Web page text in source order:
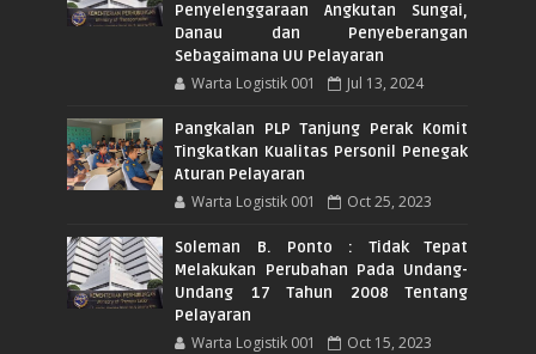
Penyelenggaraan Angkutan Sungai,
Danau dan Penyeberangan
Sebagaimana UU Pelayaran
Warta Logistik 001 Jul 13, 2024
Pangkalan PLP Tanjung Perak Komit
Tingkatkan Kualitas Personil Penegak
Aturan Pelayaran
Warta Logistik 001 Oct 25, 2023
Soleman B. Ponto : Tidak Tepat
Melakukan Perubahan Pada Undang-
Undang 17 Tahun 2008 Tentang
Pelayaran
Warta Logistik 001 Oct 15, 2023